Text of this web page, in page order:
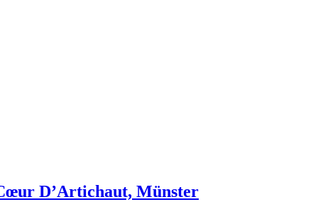
D’Artichaut, Münster